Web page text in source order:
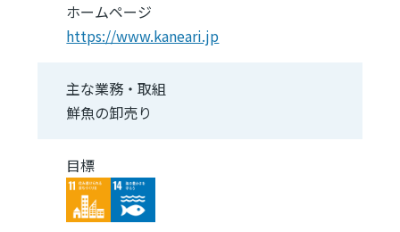
ホームページ
https://www.kaneari.jp
主な業務・取組
鮮魚の卸売り
目標
Image Image